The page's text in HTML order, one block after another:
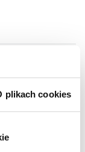
plikach cookies